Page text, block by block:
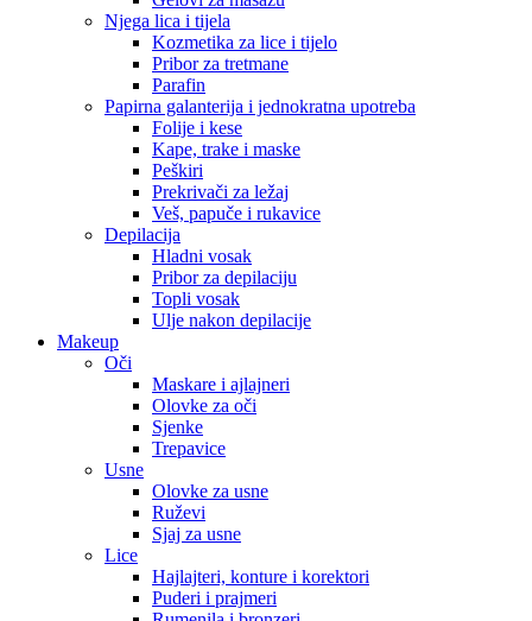
Njega lica i tijela
Kozmetika za lice i tijelo
Pribor za tretmane
Parafin
Papirna galanterija i jednokratna upotreba
Folije i kese
Kape, trake i maske
Peškiri
Prekrivači za ležaj
Veš, papuče i rukavice
Depilacija
Hladni vosak
Pribor za depilaciju
Topli vosak
Ulje nakon depilacije
Makeup
Oči
Maskare i ajlajneri
Olovke za oči
Sjenke
Trepavice
Usne
Olovke za usne
Ruževi
Sjaj za usne
Lice
Hajlajteri, konture i korektori
Puderi i prajmeri